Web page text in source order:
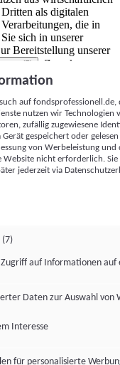
als digitalen
die in
sich in unserer
Bereitstellung unserer
(5)
. Zwecke:
von Werbeleistung
(z. B. login-
mit anderen
usw.) auf
werden, um es
oder einer Webseite
der hier aufgeführten
auf
nutzen wir Technologien
zufällig zugewiesene
gespeichert oder
von Werbeleistung
nicht erforderlich.
jederzeit via
(7)
auf Informationen auf
Daten zur Auswahl von
Interesse
für personalisierte